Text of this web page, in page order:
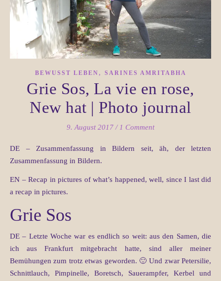
BEWUSST LEBEN , SARINES AMRITABHA
Grie Sos, La vie en rose,
New hat | Photo journal
9. August 2017 / 1 Comment
DE – Zusammenfassung in Bildern seit, äh, der letzten
Zusammenfassung in Bildern.
EN – Recap in pictures of what’s happened, well, since I last did
a recap in pictures.
Grie Sos
DE – Letzte Woche war es endlich so weit: aus den Samen, die
ich aus Frankfurt mitgebracht hatte, sind aller meiner
Bemühungen zum trotz etwas geworden. 🙂 Und zwar Petersilie,
Schnittlauch, Pimpinelle, Boretsch, Sauerampfer, Kerbel und